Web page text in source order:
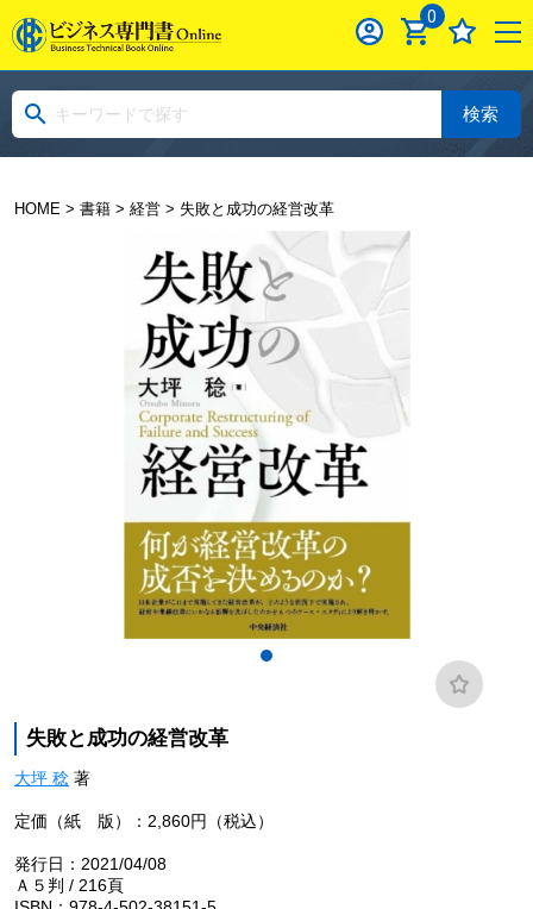
0
検索
HOME> 書籍> 経営> 失敗と成功の経営改革
失敗と成功の経営改革
大坪 稔著
定価（紙 版）：2,860円（税込）
発行日：2021/04/08
Ａ５判 / 216頁